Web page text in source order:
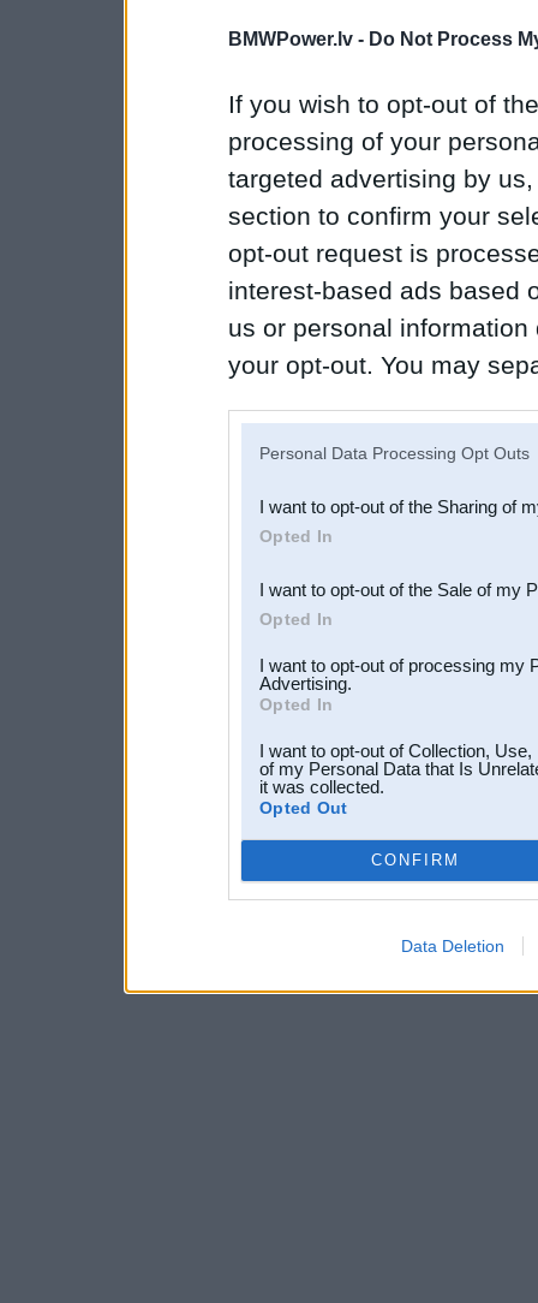
BMWPower.lv - Do Not Process
If you wish to opt-out of
processing of your
targeted advertising by
section to confirm your
opt-out request is
interest-based ads based
us or personal
your opt-out. You may
Downstream Participants
third parties.
Personal Data Processing Opt Outs
I want to opt-out of the Sharing of
Opted In
I want to opt-out of the Sale of my
Opted In
I want to opt-out of processing my
Advertising.
Opted In
I want to opt-out of Collection,
of my Personal Data that Is
it was collected.
Opted Out
CONFIRM
Data Deletion